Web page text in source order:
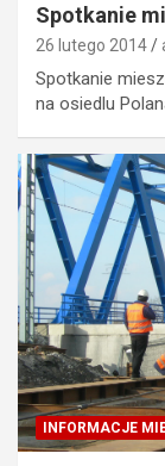
Spotkanie
26 lutego 2014
Spotkanie
na osiedlu
INFORMACJE